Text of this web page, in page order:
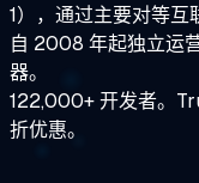
1），通过主要对等互
自 2008 年起独立运
器。
122,000+ 开发者。
折优惠。